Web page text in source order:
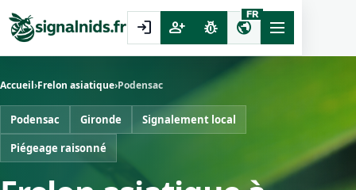
login person_add pest_control public
FR
Accueil›Frelon asiatique›Podensac
Podensac Gironde
Signalement local
Piégeage raisonné